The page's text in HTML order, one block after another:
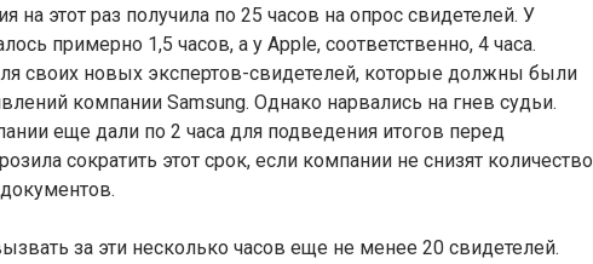
на этот раз получила по 25 часов на опрос свидетелей. У
примерно 1,5 часов, а у Apple, соответственно, 4 часа.
своих новых экспертов-свидетелей, которые должны были
компании Samsung. Однако нарвались на гнев судьи.
еще дали по 2 часа для подведения итогов перед
сократить этот срок, если компании не снизят количество
за эти несколько часов еще не менее 20 свидетелей.